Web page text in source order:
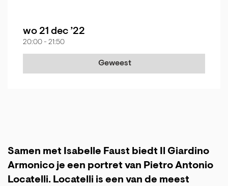
wo 21 dec ’22
20:00 - 21:50
Geweest
Samen met Isabelle Faust biedt Il Giardino
Armonico je een portret van Pietro Antonio
Locatelli. Locatelli is een van de meest